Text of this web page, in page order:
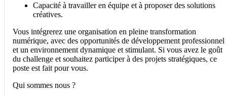
Capacité à travailler en équipe et à proposer des solutions
créatives.
Vous intégrerez une organisation en pleine transformation
numérique, avec des opportunités de développement professionnel
et un environnement dynamique et stimulant. Si vous avez le goût
du challenge et souhaitez participer à des projets stratégiques, ce
poste est fait pour vous.
Qui sommes nous ?